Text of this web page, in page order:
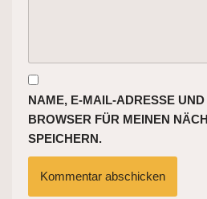
NAME, E-MAIL-ADRESSE
BROWSER FÜR MEINEN
SPEICHERN.